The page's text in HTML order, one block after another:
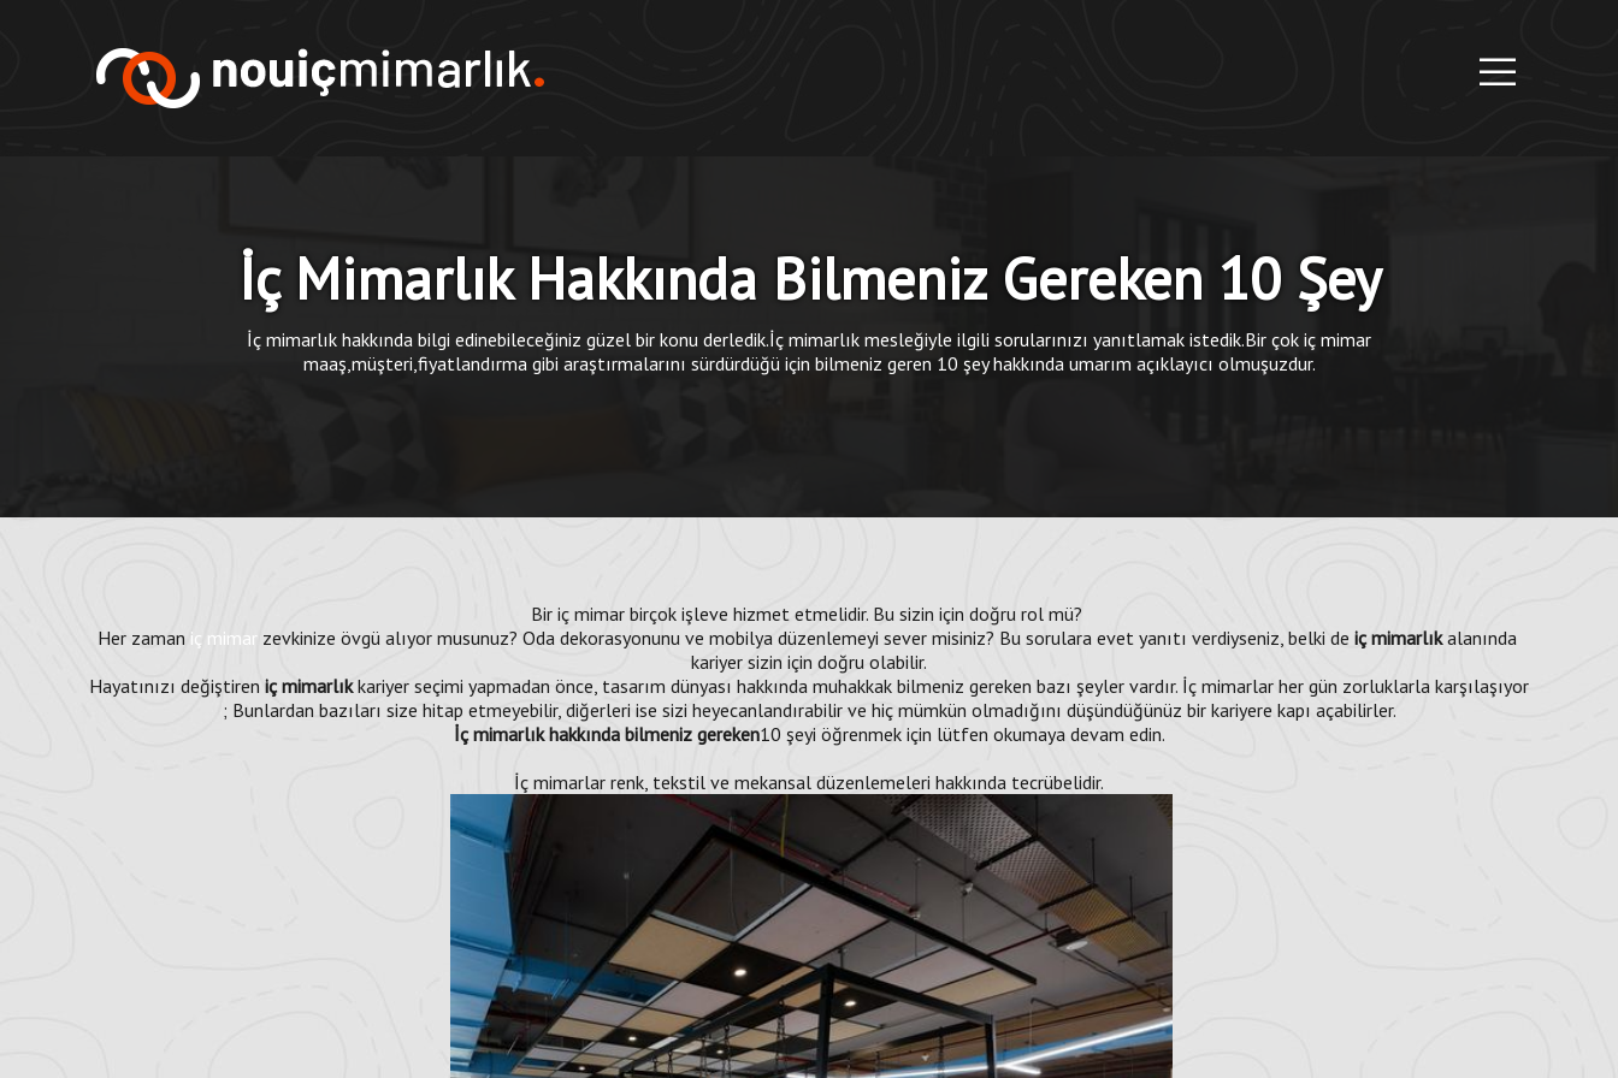
İç Mimarlık Hakkında Bilmeniz Gereken 10 Şey
İç mimarlık hakkında bilgi edinebileceğiniz güzel bir konu derledik.İç mimarlık mesleğiyle ilgili sorularınızı yanıtlamak istedik.Bir çok iç mimar
maaş,müşteri,fiyatlandırma gibi araştırmalarını sürdürdüğü için bilmeniz geren 10 şey hakkında umarım açıklayıcı olmuşuzdur.
Bir iç mimar birçok işleve hizmet etmelidir. Bu sizin için doğru rol mü?
Her zaman iç mimarzevkinize övgü alıyor musunuz? Oda dekorasyonunu ve mobilya düzenlemeyi sever misiniz? Bu sorulara evet yanıtı verdiyseniz, belki de iç mimarlıkalanında
kariyer sizin için doğru olabilir.
Hayatınızı değiştiren iç mimarlıkkariyer seçimi yapmadan önce, tasarım dünyası hakkında muhakkak bilmeniz gereken bazı şeyler vardır. İç mimarlar her gün zorluklarla karşılaşıyor
; Bunlardan bazıları size hitap etmeyebilir, diğerleri ise sizi heyecanlandırabilir ve hiç mümkün olmadığını düşündüğünüz bir kariyere kapı açabilirler.
İç mimarlık hakkında bilmeniz gereken10 şeyi öğrenmek için lütfen okumaya devam edin.
İç mimarlar renk, tekstil ve mekansal düzenlemeleri hakkında tecrübelidir.